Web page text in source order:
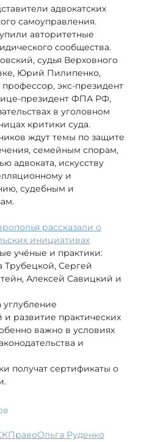
адвокатских
самоуправления.
авторитетные
сообщества.
судья Верховного
Юрий Пилипенко,
экс-президент
президент ФПА РФ,
в уголовном
критики суда.
ждут темы по защите
семейным спорам,
адвоката, искусству
и
судебным и
рассказали о
инициативах
учёные и практики:
Трубецкой, Сергей
Алексей Савицкий и
развитие практических
важно в условиях
и
получат сертификаты о
право Ольга Руденко